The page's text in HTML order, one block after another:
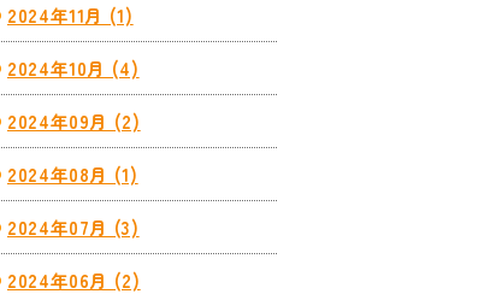
2024年11月 (1)
2024年10月 (4)
2024年09月 (2)
2024年08月 (1)
2024年07月 (3)
2024年06月 (2)